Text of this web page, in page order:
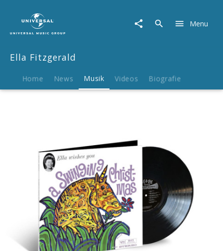
Fitzgerald
Musik
Ella
Wishes
Menu
Ella Fitzgerald
Home News Musik Videos Biografie